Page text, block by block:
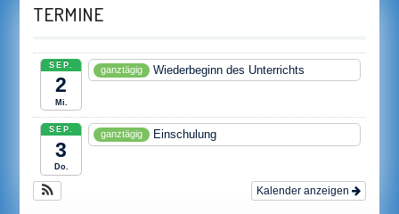
TERMINE
SEP.
2
Mi.
ganztägig Wiederbeginn des Unterrichts
SEP.
3
Do.
ganztägig Einschulung
Kalender anzeigen